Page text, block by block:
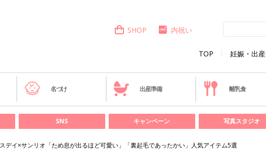
TOP 妊娠・出産
SHOP 内祝い
名づけ 出産準備 離乳食
SNS キャンペーン 写真スタジオ
デイ×サンリオ「ため息が出るほど可愛い」「裏起毛であったかい」人気アイテム5選